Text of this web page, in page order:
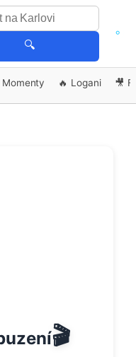
🔍
Momenty 🔥 Logani 🎥
🎬